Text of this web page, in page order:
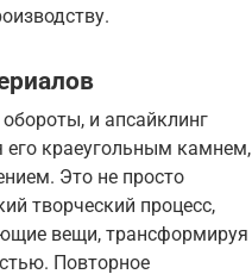
и апсайклинг
его краеугольным камнем,
Это не просто
творческий процесс,
вещи, трансформируя
Повторное